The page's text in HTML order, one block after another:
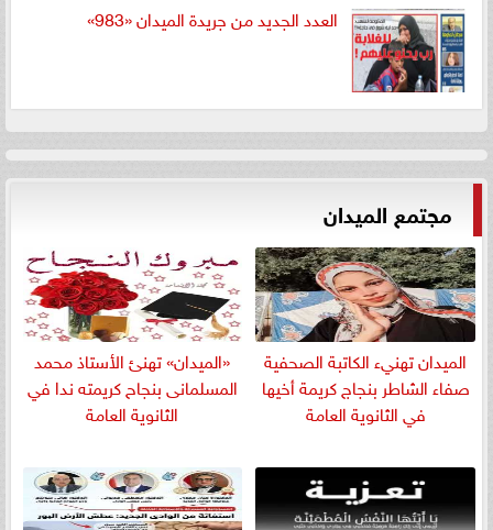
العدد الجديد من جريدة الميدان «983»
مجتمع الميدان
الميدان تهنيء الكاتبة الصحفية
صفاء الشاطر بنجاج كريمة أخيها
في الثانوية العامة
«الميدان» تهنئ الأستاذ محمد
المسلمانى بنجاح كريمته ندا في
الثانوية العامة